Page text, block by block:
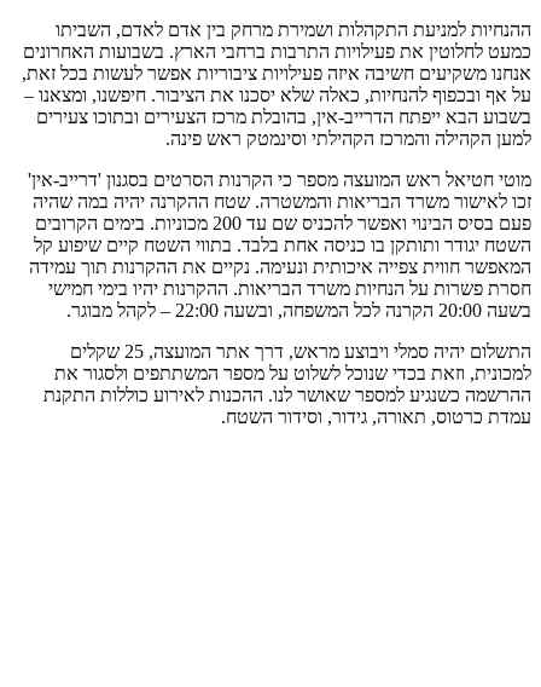
ההנחיות למניעת התקהלות ושמירת מרחק בין אדם לאדם, השביתו
כמעט לחלוטין את פעילויות התרבות ברחבי הארץ. בשבועות האחרונים
אנחנו משקיעים חשיבה איזה פעילויות ציבוריות אפשר לעשות בכל זאת,
על אף ובכפוף להנחיות, כאלה שלא יסכנו את הציבור. חיפשנו, ומצאנו –
בשבוע הבא ייפתח הדרייב-אין, בהובלת מרכז הצעירים ובתוכו צעירים
למען הקהילה והמרכז הקהילתי וסינמטק ראש פינה.
מוטי חטיאל ראש המועצה מספר כי הקרנות הסרטים בסגנון 'דרייב-אין'
זכו לאישור משרד הבריאות והמשטרה. שטח ההקרנה יהיה במה שהיה
פעם בסיס הבינוי ואפשר להכניס שם עד 200 מכוניות. בימים הקרובים
השטח יגודר ותותקן בו כניסה אחת בלבד. בתווי השטח קיים שיפוע קל
המאפשר חווית צפייה איכותית ונעימה. נקיים את ההקרנות תוך עמידה
חסרת פשרות על הנחיות משרד הבריאות. ההקרנות יהיו בימי חמישי
בשעה 20:00 הקרנה לכל המשפחה, ובשעה 22:00 – לקהל מבוגר.
התשלום יהיה סמלי ויבוצע מראש, דרך אתר המועצה, 25 שקלים
למכונית, וזאת בכדי שנוכל לשלוט על מספר המשתתפים ולסגור את
ההרשמה כשנגיע למספר שאושר לנו. ההכנות לאירוע כוללות התקנת
עמדת כרטוס, תאורה, גידור, וסידור השטח.